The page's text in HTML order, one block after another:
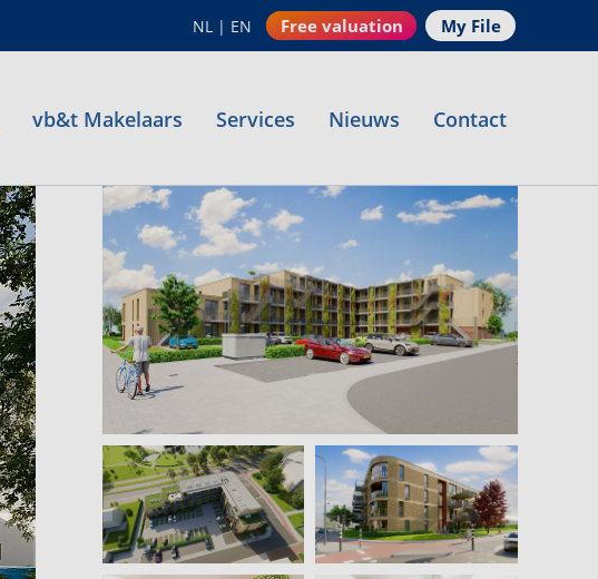
NL | EN Free valuation My File
vb&t Makelaars Services Nieuws Contact